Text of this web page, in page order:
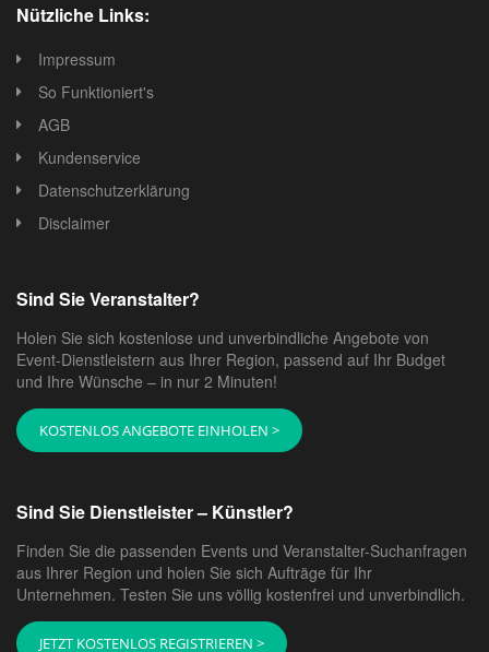
Nützliche Links:
Impressum
So Funktioniert's
AGB
Kundenservice
Datenschutzerklärung
Disclaimer
Sind Sie Veranstalter?
Holen Sie sich kostenlose und unverbindliche Angebote von
Event-Dienstleistern aus Ihrer Region, passend auf Ihr Budget
und Ihre Wünsche – in nur 2 Minuten!
KOSTENLOS ANGEBOTE EINHOLEN >
Sind Sie Dienstleister – Künstler?
Finden Sie die passenden Events und Veranstalter-Suchanfragen
aus Ihrer Region und holen Sie sich Aufträge für Ihr
Unternehmen. Testen Sie uns völlig kostenfrei und unverbindlich.
JETZT KOSTENLOS REGISTRIEREN >